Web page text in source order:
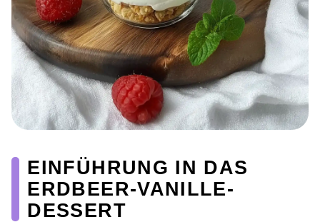
EINFÜHRUNG IN DAS
ERDBEER-VANILLE-
DESSERT